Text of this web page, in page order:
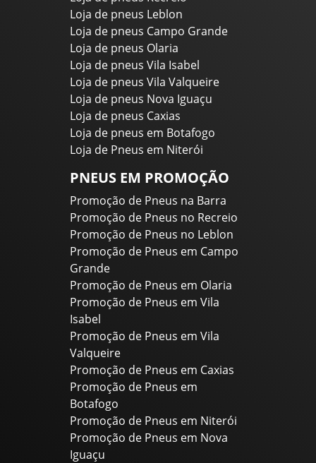
Loja de pneus Leblon
Loja de pneus Campo Grande
Loja de pneus Olaria
Loja de pneus Vila Isabel
Loja de pneus Vila Valqueire
Loja de pneus Nova Iguaçu
Loja de pneus Caxias
Loja de pneus em Botafogo
Loja de Pneus em Niterói
PNEUS EM PROMOÇÃO
Promoção de Pneus na Barra
Promoção de Pneus no Recreio
Promoção de Pneus no Leblon
Promoção de Pneus em Campo
Grande
Promoção de Pneus em Olaria
Promoção de Pneus em Vila
Isabel
Promoção de Pneus em Vila
Valqueire
Promoção de Pneus em Caxias
Promoção de Pneus em
Botafogo
Promoção de Pneus em Niterói
Promoção de Pneus em Nova
Iguaçu